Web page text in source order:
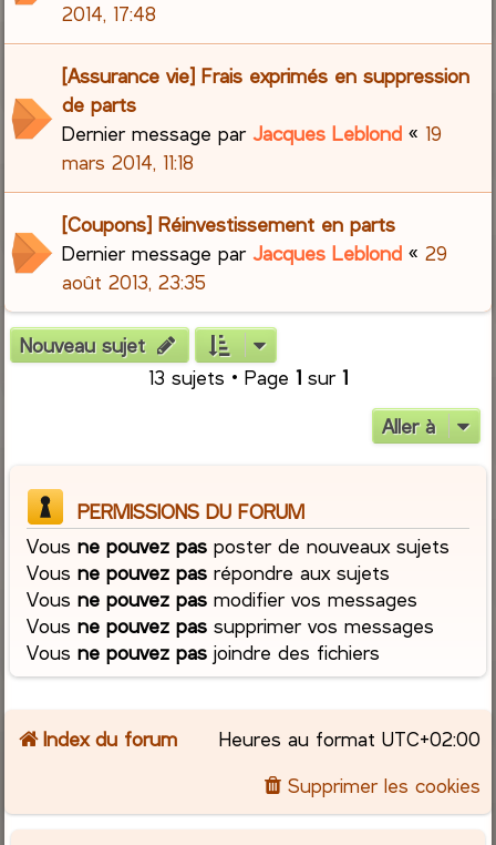
2014, 17:48
[Assurance vie] Frais exprimés en suppression
de parts
Dernier message parJacques Leblond « 19
mars 2014, 11:18
[Coupons] Réinvestissement en parts
Dernier message parJacques Leblond «29
août 2013, 23:35
Nouveau sujet
13 sujets • Page 1 sur 1
Aller à
PERMISSIONS DU FORUM
Vousne pouvez pas poster de nouveaux sujets
Vousne pouvez pas répondre aux sujets
Vousne pouvez pas modifier vos messages
Vousne pouvez pas supprimer vos messages
Vousne pouvez pas joindre des fichiers
Index du forum Heures au format UTC+02:00
Supprimer les cookies